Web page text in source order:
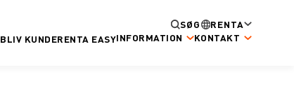
SØG
RENTA
BLIV KUNDERENTA EASYINFORMATION KONTAKT